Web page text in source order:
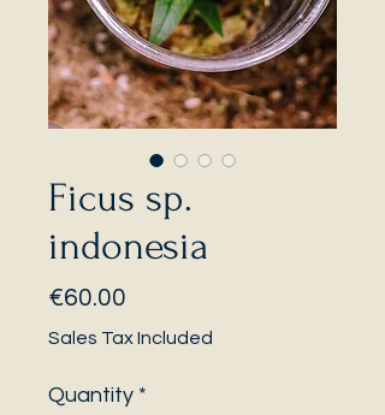
Ficus sp.
indonesia
€60.00
Sales Tax Included
Quantity *